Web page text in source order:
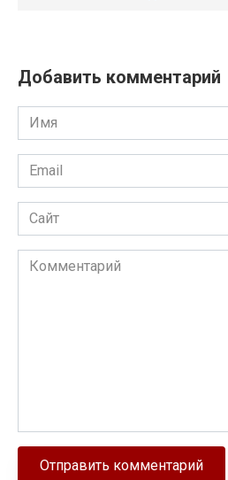
Добавить комментарий
Имя
Email
Сайт
Комментарий